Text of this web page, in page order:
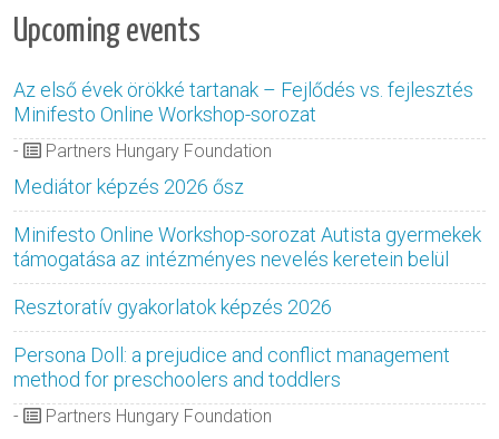
Upcoming events
Az első évek örökké tartanak – Fejlődés vs. fejlesztés
Minifesto Online Workshop-sorozat
- Partners Hungary Foundation
Mediátor képzés 2026 ősz
Minifesto Online Workshop-sorozat Autista gyermekek
támogatása az intézményes nevelés keretein belül
Resztoratív gyakorlatok képzés 2026
Persona Doll: a prejudice and conflict management
method for preschoolers and toddlers
- Partners Hungary Foundation